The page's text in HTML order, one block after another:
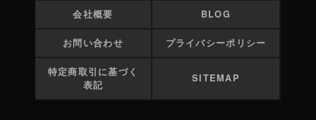
会社概要 BLOG
お問い合わせ プライバシーポリシー
特定商取引に基づく
表記
SITEMAP